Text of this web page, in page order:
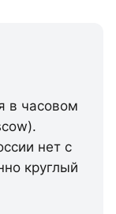
в часовом
нет с
круглый